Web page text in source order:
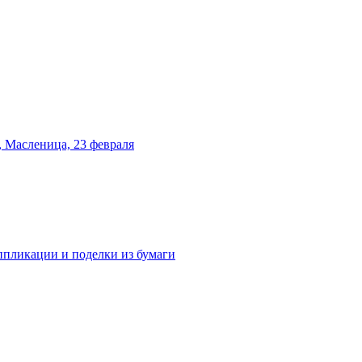
23 февраля
и поделки из бумаги